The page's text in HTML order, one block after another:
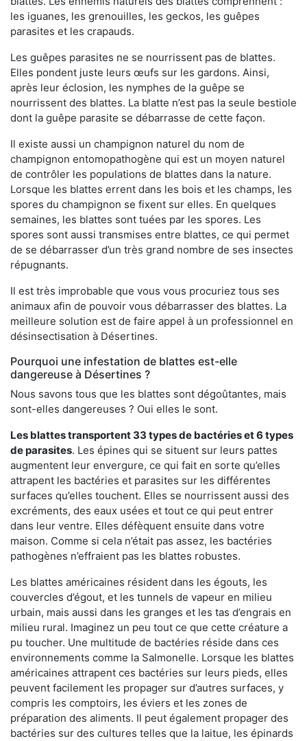
les iguanes, les grenouilles, les geckos, les guêpes
parasites et les crapauds.
Les guêpes parasites ne se nourrissent pas de blattes.
Elles pondent juste leurs œufs sur les gardons. Ainsi,
après leur éclosion, les nymphes de la guêpe se
nourrissent des blattes. La blatte n’est pas la seule bestiole
dont la guêpe parasite se débarrasse de cette façon.
Il existe aussi un champignon naturel du nom de
champignon entomopathogène qui est un moyen naturel
de contrôler les populations de blattes dans la nature.
Lorsque les blattes errent dans les bois et les champs, les
spores du champignon se fixent sur elles. En quelques
semaines, les blattes sont tuées par les spores. Les
spores sont aussi transmises entre blattes, ce qui permet
de se débarrasser d’un très grand nombre de ses insectes
répugnants.
Il est très improbable que vous vous procuriez tous ses
animaux afin de pouvoir vous débarrasser des blattes. La
meilleure solution est de faire appel à un professionnel en
désinsectisation à Désertines.
Pourquoi une infestation de blattes est-elle
dangereuse à Désertines ?
Nous savons tous que les blattes sont dégoûtantes, mais
sont-elles dangereuses ? Oui elles le sont.
Les blattes transportent 33 types de bactéries et 6 types
de parasites. Les épines qui se situent sur leurs pattes
augmentent leur envergure, ce qui fait en sorte qu’elles
attrapent les bactéries et parasites sur les différentes
surfaces qu’elles touchent. Elles se nourrissent aussi des
excréments, des eaux usées et tout ce qui peut entrer
dans leur ventre. Elles défèquent ensuite dans votre
maison. Comme si cela n’était pas assez, les bactéries
pathogènes n’effraient pas les blattes robustes.
Les blattes américaines résident dans les égouts, les
couvercles d’égout, et les tunnels de vapeur en milieu
urbain, mais aussi dans les granges et les tas d’engrais en
milieu rural. Imaginez un peu tout ce que cette créature a
pu toucher. Une multitude de bactéries réside dans ces
environnements comme la Salmonelle. Lorsque les blattes
américaines attrapent ces bactéries sur leurs pieds, elles
peuvent facilement les propager sur d’autres surfaces, y
compris les comptoirs, les éviers et les zones de
préparation des aliments. Il peut également propager des
bactéries sur des cultures telles que la laitue, les épinards